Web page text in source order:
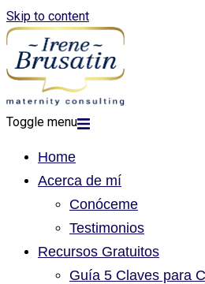
Skip to content
Toggle menu
Home
Acerca de mí
Conóceme
Testimonios
Recursos Gratuitos
Guía 5 Claves para